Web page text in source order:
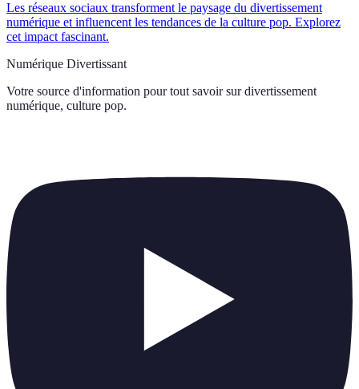
Les réseaux sociaux transforment le paysage du divertissement
numérique et influencent les tendances de la culture pop. Explorez
cet impact fascinant.
Numérique Divertissant
Votre source d'information pour tout savoir sur divertissement
numérique, culture pop.